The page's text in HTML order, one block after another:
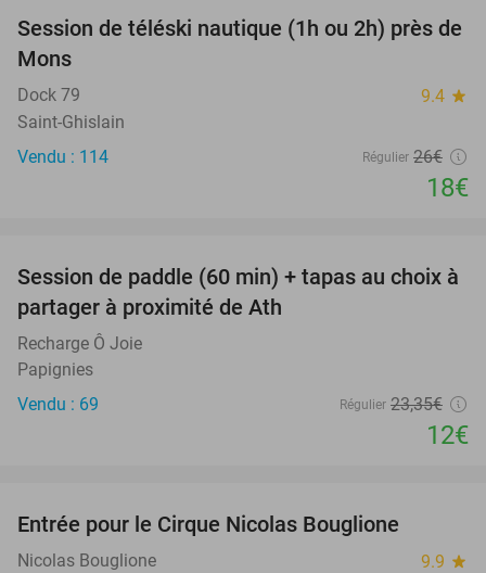
31%
Session de téléski nautique (1h ou 2h) près de
Mons
Dock 79 9.4 star
Saint-Ghislain
Vendu : 114
Régulier 26€
18€
49%
Session de paddle (60 min) + tapas au choix à
partager à proximité de Ath
Recharge Ô Joie
Papignies
Vendu : 69
Régulier 23,35€
12€
Entrée pour le Cirque Nicolas Bouglione
Nicolas Bouglione 9.9 star